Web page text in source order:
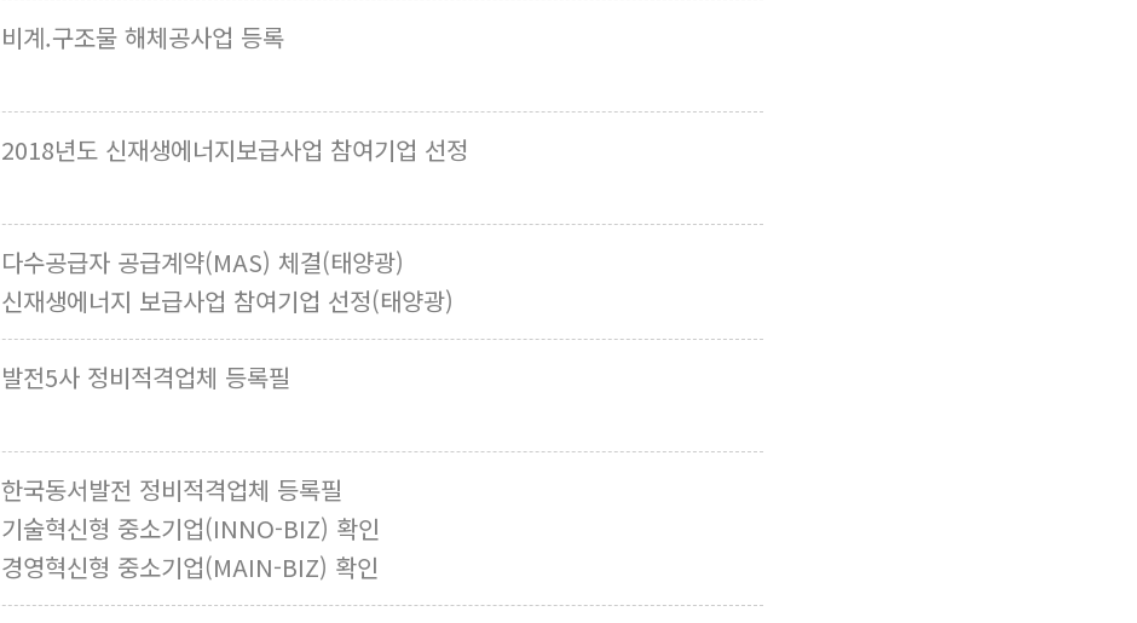
비계.구조물 해체공사업 등록
2018년도 신재생에너지보급사업 참여기업 선정
다수공급자 공급계약(MAS) 체결(태양광)
신재생에너지 보급사업 참여기업 선정(태양광)
발전5사 정비적격업체 등록필
한국동서발전 정비적격업체 등록필
기술혁신형 중소기업(INNO-BIZ) 확인
경영혁신형 중소기업(MAIN-BIZ) 확인